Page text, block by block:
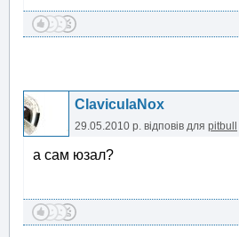
ClaviculaNox
29.05.2010 р. відповів для pitbull
а сам юзал?